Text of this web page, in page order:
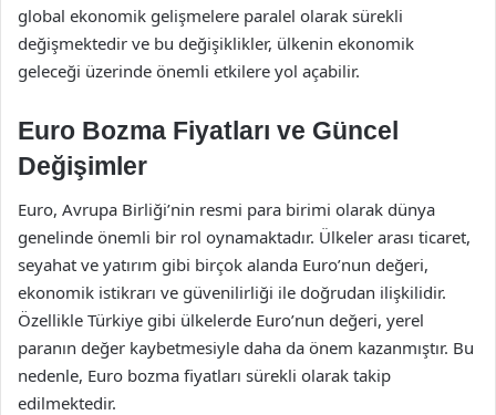
global ekonomik gelişmelere paralel olarak sürekli
değişmektedir ve bu değişiklikler, ülkenin ekonomik
geleceği üzerinde önemli etkilere yol açabilir.
Euro Bozma Fiyatları ve Güncel
Değişimler
Euro, Avrupa Birliği’nin resmi para birimi olarak dünya
genelinde önemli bir rol oynamaktadır. Ülkeler arası ticaret,
seyahat ve yatırım gibi birçok alanda Euro’nun değeri,
ekonomik istikrarı ve güvenilirliği ile doğrudan ilişkilidir.
Özellikle Türkiye gibi ülkelerde Euro’nun değeri, yerel
paranın değer kaybetmesiyle daha da önem kazanmıştır. Bu
nedenle, Euro bozma fiyatları sürekli olarak takip
edilmektedir.